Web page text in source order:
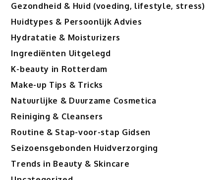
Gezondheid & Huid (voeding, lifestyle, stress)
Huidtypes & Persoonlijk Advies
Hydratatie & Moisturizers
Ingrediënten Uitgelegd
K-beauty in Rotterdam
Make-up Tips & Tricks
Natuurlijke & Duurzame Cosmetica
Reiniging & Cleansers
Routine & Stap-voor-stap Gidsen
Seizoensgebonden Huidverzorging
Trends in Beauty & Skincare